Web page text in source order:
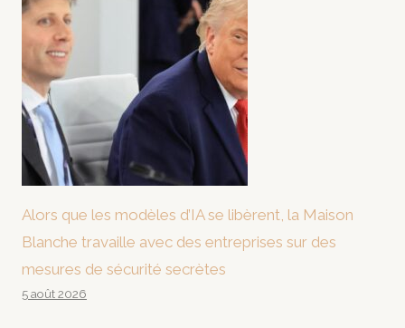
Alors que les modèles d’IA se libèrent, la Maison
Blanche travaille avec des entreprises sur des
mesures de sécurité secrètes
5 août 2026